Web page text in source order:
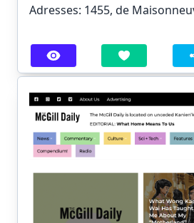
Adresses: 1455, de